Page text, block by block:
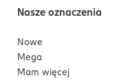
Nasze oznaczenia
Nowe
Mega
Mam więcej